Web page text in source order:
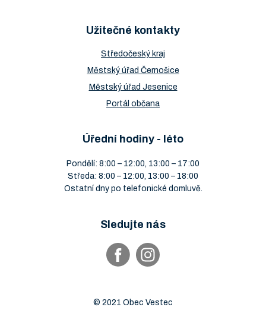
Užitečné kontakty
Středočeský kraj
Městský úřad Černošice
Městský úřad Jesenice
Portál občana
Úřední hodiny - léto
Pondělí: 8:00 – 12:00, 13:00 – 17:00
Středa: 8:00 – 12:00, 13:00 – 18:00
Ostatní dny po telefonické domluvě.
Sledujte nás
© 2021 Obec Vestec